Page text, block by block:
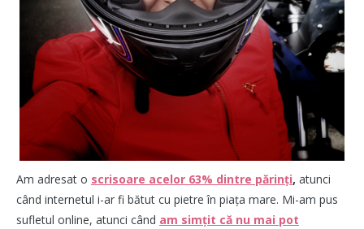
Am adresat o scrisoare acelor 63% dintre părinți, atunci
când internetul i-ar fi bătut cu pietre în piața mare. Mi-am pus
sufletul online, atunci când am simțit că nu mai pot